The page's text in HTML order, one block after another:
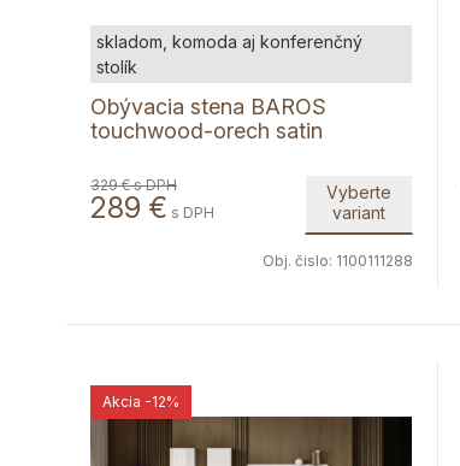
Obývacia stena BAROS
touchwood-orech satin
skladom, komoda aj konferenčný
stolík
329 €s DPH
289 € s DPH
Vyberte
variant
Obj. čislo: 1100111288
Akcia -12%